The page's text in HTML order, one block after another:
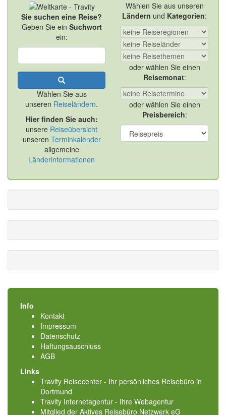
Sie suchen eine Reise?
Geben Sie ein Suchwort
ein:
Wählen Sie aus
unseren Reiseländern.
Hier finden Sie auch:
unsere Reiseübersicht
unseren Terminkalender
allgemeine
Länderinformationen
Wählen Sie aus unseren
Ländern und Kategorien:
oder wählen Sie einen
Reisemonat:
oder wählen Sie einen
Preisbereich:
Info
Kontakt
Impressum
Datenschutz
Haftungsauschluss
AGB
Links
Travity Reisecenter - Ihr persönliches Reisebüro in
Dortmund
Travity Internetagentur - Ihre Webagentur
Mitglied der Aktives Reisebüro Netzwerk eG